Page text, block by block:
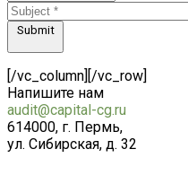
Submit
[/vc_column][/vc_row]
Напишите нам
audit@capital-cg.ru
614000, г. Пермь,
ул. Сибирская, д. 32